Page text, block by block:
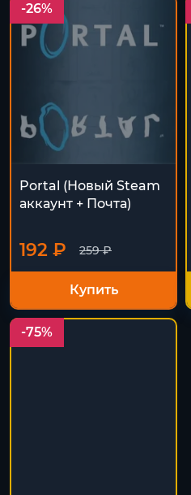
-26%
Portal (Новый Steam
аккаунт + Почта)
259 ₽
192 ₽
Купить
-75%